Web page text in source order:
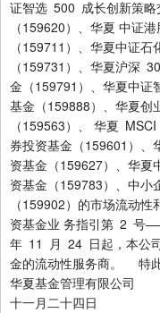
证智选 500 成长创新策略
（159620）、华夏 中证
（159711）、华夏中证
（159731）、华夏沪深
金（159791）、华夏中证
基金（159888）、华夏创
（159563）、 华夏
券投资基金（159601）
资基金（159627）、华
资基金（159783）、中
（159902）的市场流动
资基金业 务指引第 2 号
年 11 月 24 日起，本公
金的流动性
华夏基金管
十一月二十四日